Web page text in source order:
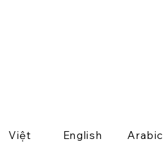
Việt English Arabic